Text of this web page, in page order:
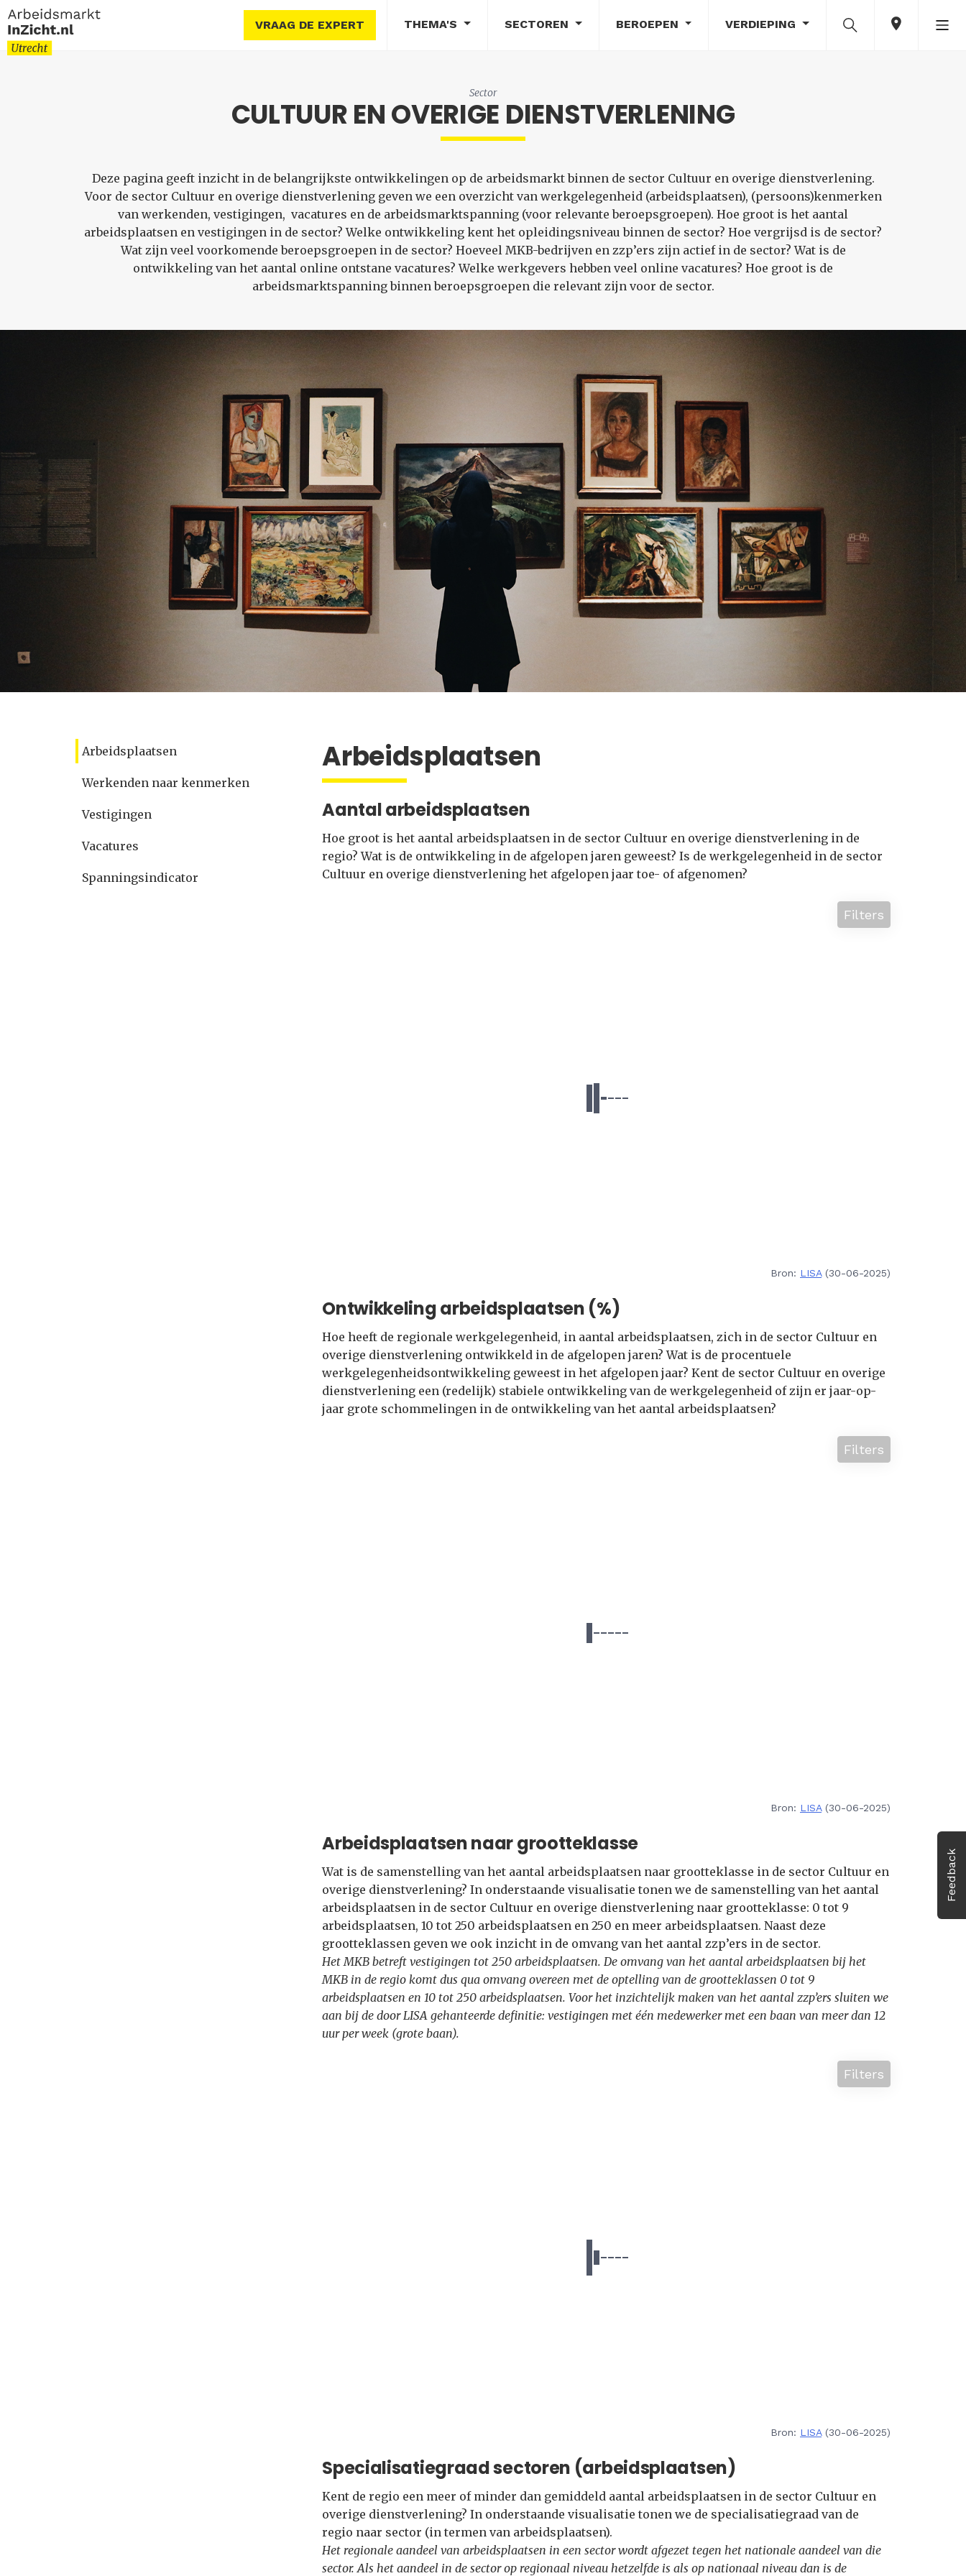
VRAAG DE EXPERT THEMA'S SECTOREN BEROEPEN VERDIEPING
Feedback
Sector
CULTUUR EN OVERIGE DIENSTVERLENING
Deze pagina geeft inzicht in de belangrijkste ontwikkelingen op de arbeidsmarkt binnen de sector Cultuur en overige dienstverlening.
Voor de sector Cultuur en overige dienstverlening geven we een overzicht van werkgelegenheid (arbeidsplaatsen), (persoons)kenmerken
van werkenden, vestigingen, vacatures en de arbeidsmarktspanning (voor relevante beroepsgroepen). Hoe groot is het aantal
arbeidsplaatsen en vestigingen in de sector? Welke ontwikkeling kent het opleidingsniveau binnen de sector? Hoe vergrijsd is de sector?
Wat zijn veel voorkomende beroepsgroepen in de sector? Hoeveel MKB-bedrijven en zzp’ers zijn actief in de sector? Wat is de
ontwikkeling van het aantal online ontstane vacatures? Welke werkgevers hebben veel online vacatures? Hoe groot is de
arbeidsmarktspanning binnen beroepsgroepen die relevant zijn voor de sector.
Arbeidsplaatsen
Werkenden naar kenmerken
Vestigingen
Vacatures
Spanningsindicator
Arbeidsplaatsen
Aantal arbeidsplaatsen
Hoe groot is het aantal arbeidsplaatsen in de sector Cultuur en overige dienstverlening in de
regio? Wat is de ontwikkeling in de afgelopen jaren geweest? Is de werkgelegenheid in de sector
Cultuur en overige dienstverlening het afgelopen jaar toe- of afgenomen?
Filters
Bron: LISA(30-06-2025)
Ontwikkeling arbeidsplaatsen (%)
Hoe heeft de regionale werkgelegenheid, in aantal arbeidsplaatsen, zich in de sector Cultuur en
overige dienstverlening ontwikkeld in de afgelopen jaren? Wat is de procentuele
werkgelegenheidsontwikkeling geweest in het afgelopen jaar? Kent de sector Cultuur en overige
dienstverlening een (redelijk) stabiele ontwikkeling van de werkgelegenheid of zijn er jaar-op-
jaar grote schommelingen in de ontwikkeling van het aantal arbeidsplaatsen?
Filters
Bron: LISA(30-06-2025)
Arbeidsplaatsen naar grootteklasse
Wat is de samenstelling van het aantal arbeidsplaatsen naar grootteklasse in de sector Cultuur en
overige dienstverlening? In onderstaande visualisatie tonen we de samenstelling van het aantal
arbeidsplaatsen in de sector Cultuur en overige dienstverlening naar grootteklasse: 0 tot 9
arbeidsplaatsen, 10 tot 250 arbeidsplaatsen en 250 en meer arbeidsplaatsen. Naast deze
grootteklassen geven we ook inzicht in de omvang van het aantal zzp’ers in de sector.
Het MKB betreft vestigingen tot 250 arbeidsplaatsen. De omvang van het aantal arbeidsplaatsen bij het
MKB in de regio komt dus qua omvang overeen met de optelling van de grootteklassen 0 tot 9
arbeidsplaatsen en 10 tot 250 arbeidsplaatsen. Voor het inzichtelijk maken van het aantal zzp’ers sluiten we
aan bij de door LISA gehanteerde definitie: vestigingen met één medewerker met een baan van meer dan 12
uur per week (grote baan).
Filters
Bron: LISA(30-06-2025)
Specialisatiegraad sectoren (arbeidsplaatsen)
Kent de regio een meer of minder dan gemiddeld aantal arbeidsplaatsen in de sector Cultuur en
overige dienstverlening? In onderstaande visualisatie tonen we de specialisatiegraad van de
regio naar sector (in termen van arbeidsplaatsen).
Het regionale aandeel van arbeidsplaatsen in een sector wordt afgezet tegen het nationale aandeel van die
sector. Als het aandeel in de sector op regionaal niveau hetzelfde is als op nationaal niveau dan is de